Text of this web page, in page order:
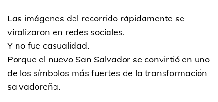
Las imágenes del recorrido rápidamente se
viralizaron en redes sociales.
Y no fue casualidad.
Porque el nuevo San Salvador se convirtió en uno
de los símbolos más fuertes de la transformación
salvadoreña.